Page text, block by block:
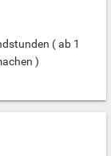
( ab 1
)